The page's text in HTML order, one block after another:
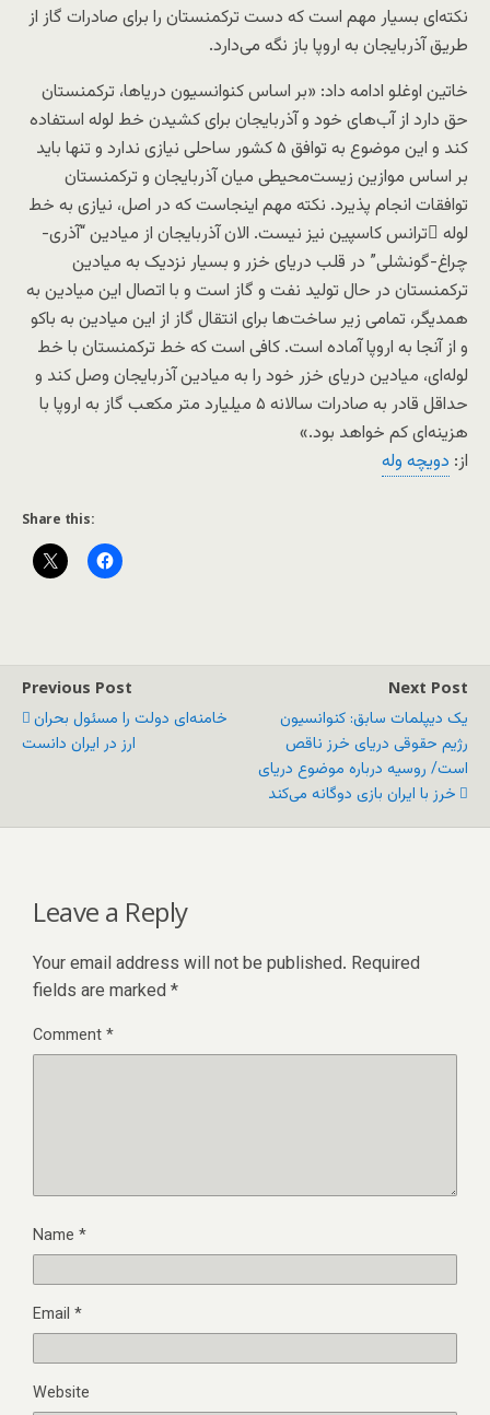
نکته‌ای بسیار مهم است که دست ترکمنستان را برای صادرات گاز از
طریق آذربایجان به اروپا باز نگه می‌دارد.
خاتین اوغلو ادامه داد: «بر اساس کنوانسیون دریاها، ترکمنستان
حق دارد از آب‌های خود و آذربایجان برای کشیدن خط لوله استفاده
کند و این موضوع به توافق ۵ کشور ساحلی نیازی ندارد و تنها باید
بر اساس موازین زیست‌محیطی میان آذربایجان و ترکمنستان
توافقات انجام پذیرد. نکته مهم اینجاست که در اصل، نیازی به خط
لوله ٰترانس کاسپین نیز نیست. الان آذربایجان از میادین “آذری-
چراغ-گونشلی” در قلب دریای خزر و بسیار نزدیک به میادین
ترکمنستان در حال تولید نفت و گاز است و با اتصال این میادین به
همدیگر، تمامی زیر ساخت‌ها برای انتقال گاز از این میادین به باکو
و از آنجا به اروپا آماده است. کافی است که خط ترکمنستان با خط
لوله‌ای، میادین دریای خزر خود را به میادین آذربایجان وصل کند و
حداقل قادر به صادرات سالانه ۵ میلیارد متر مکعب گاز به اروپا با
هزینه‌ای کم خواهد بود.»
از: دویچه وله
Share this:
Previous Post
خامنه‌ای دولت را مسئول بحران
ارز در ایران دانست
Next Post
یک دیپلمات سابق: کنوانسیون
رژیم حقوقی دریای خرز ناقص
است/ روسیه درباره موضوع دریای
خرز با ایران بازی دوگانه می‌کند
Leave a Reply
Your email address will not be published. Required
fields are marked *
Comment*
Name *
Email *
Website